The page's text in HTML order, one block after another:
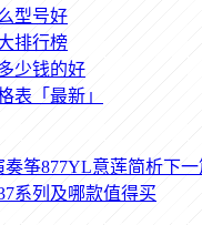
型号好
排行榜
少钱的好
表「最新」
筝877YL意莲简析下一
系列及哪款值得买